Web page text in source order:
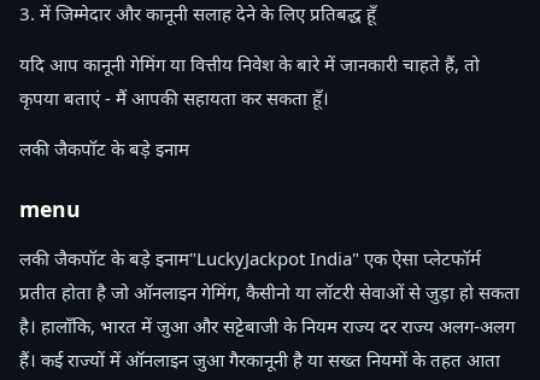
3. में जिम्मेदार और कानूनी सलाह देने के लिए प्रतिबद्ध हूँ
यदि आप कानूनी गेमिंग या वित्तीय निवेश के बारे में जानकारी चाहते हैं, तो
कृपया बताएं - मैं आपकी सहायता कर सकता हूँ।
लकी जैकपॉट के बड़े इनाम
menu
लकी जैकपॉट के बड़े इनाम"LuckyJackpot India" एक ऐसा प्लेटफॉर्म
प्रतीत होता है जो ऑनलाइन गेमिंग, कैसीनो या लॉटरी सेवाओं से जुड़ा हो सकता
है। हालाँकि, भारत में जुआ और सट्टेबाजी के नियम राज्य दर राज्य अलग-अलग
हैं। कई राज्यों में ऑनलाइन जुआ गैरकानूनी है या सख्त नियमों के तहत आता